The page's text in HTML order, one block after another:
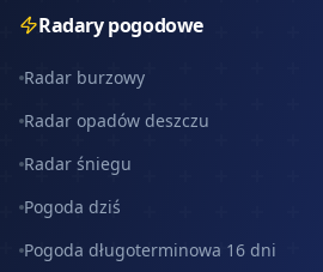
Radary pogodowe
Radar burzowy
Radar opadów deszczu
Radar śniegu
Pogoda dziś
Pogoda długoterminowa 16 dni